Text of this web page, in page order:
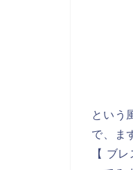
という
で、ま
【 ブ